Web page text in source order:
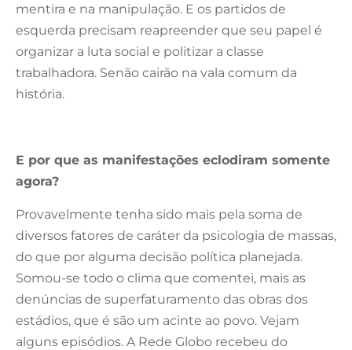
mentira e na manipulação. E os partidos de
esquerda precisam reapreender que seu papel é
organizar a luta social e politizar a classe
trabalhadora. Senão cairão na vala comum da
história.
E por que as manifestações eclodiram somente
agora?
Provavelmente tenha sido mais pela soma de
diversos fatores de caráter da psicologia de massas,
do que por alguma decisão política planejada.
Somou-se todo o clima que comentei, mais as
denúncias de superfaturamento das obras dos
estádios, que é são um acinte ao povo. Vejam
alguns episódios. A Rede Globo recebeu do